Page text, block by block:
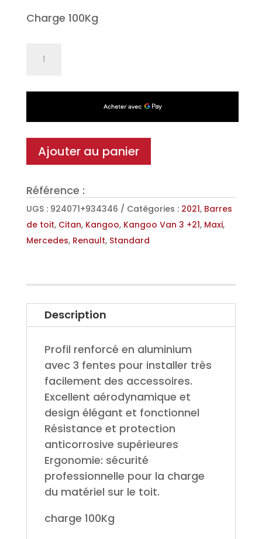
Charge 100Kg
Aluminium
cm
pour
Kangoo/Citan/Townstar
(21-
arriere
Ajouter au panier
Référence :
UGS : 924071+934346 Catégories : 2021, Barres
de toit, Citan, Kangoo, Kangoo Van 3 +21, Maxi,
Mercedes, Renault, Standard
Description
Profil renforcé en aluminium
avec 3 fentes pour installer très
facilement des accessoires.
Excellent aérodynamique et
design élégant et fonctionnel
Résistance et protection
anticorrosive supérieures
Ergonomie: sécurité
professionnelle pour la charge
du matériel sur le toit.
charge 100Kg